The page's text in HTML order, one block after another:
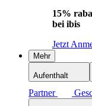
15%
bei ibis
Jetzt
Mehr
Aufenthalt
Partner